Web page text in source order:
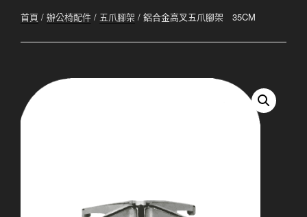
首頁 / 辦公椅配件 / 五爪腳架 / 鋁合金高叉五爪腳架 35CM